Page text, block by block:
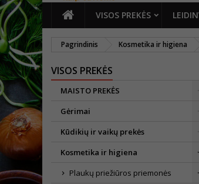
PAGRINDINIS
VISOS PREKĖS
Pagrindinis Kosmetika ir higiena
VISOS PREKĖS
MAISTO PREKĖS
Gėrimai
Kūdikių ir vaikų prekės
Kosmetika ir higiena
Plaukų priežiūros priemonės